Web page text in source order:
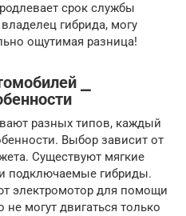
срок службы
гибрида, могу
ощутимая разница!
⎯
разных типов, каждый
Выбор зависит от
Существуют мягкие
подключаемые гибриды.
электромотор для помощи
могут двигаться только